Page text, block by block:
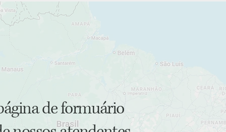
de formuário